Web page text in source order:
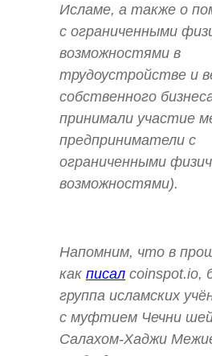
Исламе, а также о
с ограниченными
возможностями в
трудоустройстве и
собственного
принимали участие
предприниматели с
ограниченными
возможностями).
Напомним, что в
как писал coinspot.io,
группа исламских
с муфтием Чечни
Салахом-Хаджи